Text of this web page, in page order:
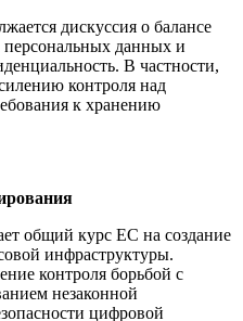
дискуссия о балансе
данных и
В частности,
контроля над
к хранению
общий курс ЕС на создание
инфраструктуры.
контроля борьбой с
незаконной
цифровой